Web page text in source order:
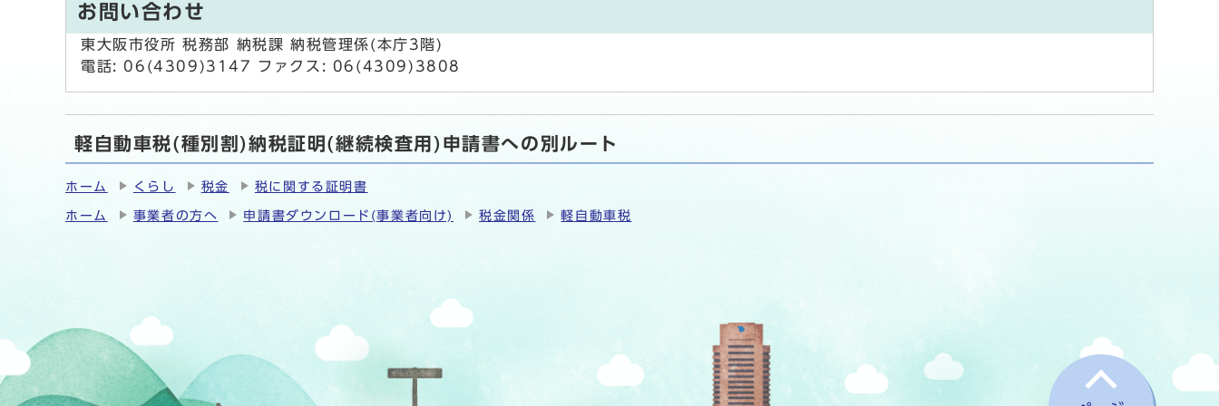
お問い合わせ
東大阪市役所 税務部 納税課 納税管理係(本庁3階)
電話: 06(4309)3147 ファクス: 06(4309)3808
軽自動車税(種別割)納税証明(継続検査用)申請書への別ルート
ホーム くらし 税金 税に関する証明書
ホーム 事業者の方へ 申請書ダウンロード(事業者向け) 税金関係 軽自動車税